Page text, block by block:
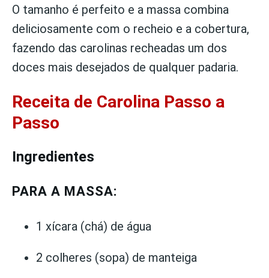
O tamanho é perfeito e a massa combina
deliciosamente com o recheio e a cobertura,
fazendo das carolinas recheadas um dos
doces mais desejados de qualquer padaria.
Receita de Carolina Passo a
Passo
Ingredientes
PARA A MASSA:
1 xícara (chá) de água
2 colheres (sopa) de manteiga